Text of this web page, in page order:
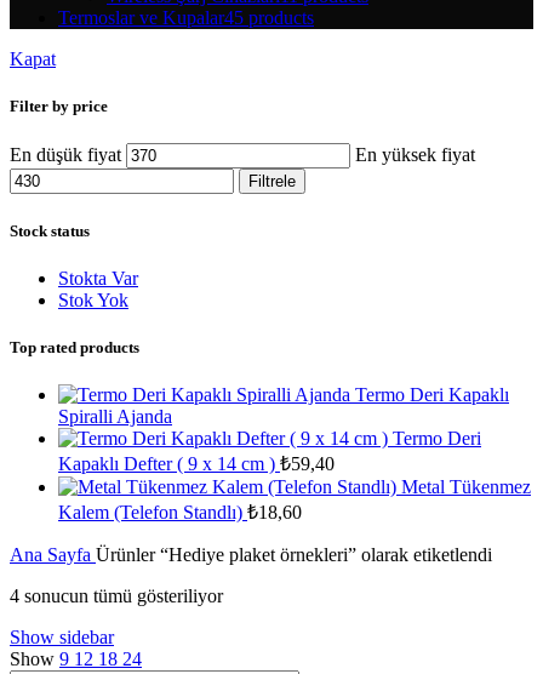
Termoslar ve Kupalar45 products
Kapat
Filter by price
En düşük fiyat En yüksek fiyat
Filtrele
Stock status
Stokta Var
Stok Yok
Top rated products
Termo Deri Kapaklı
Spiralli Ajanda
Termo Deri
Kapaklı Defter ( 9 x 14 cm ) ₺59,40
Metal Tükenmez
Kalem (Telefon Standlı) ₺18,60
Ana Sayfa Ürünler “Hediye plaket örnekleri” olarak etiketlendi
4 sonucun tümü gösteriliyor
Show sidebar
Show 9 12 18 24